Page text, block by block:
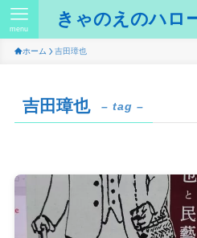
きゃのえのハロ
menu
ホーム 吉田璋也
吉田璋也 – tag –